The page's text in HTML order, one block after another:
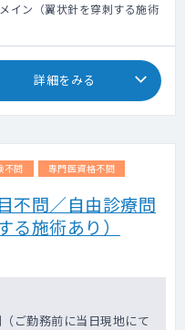
イン（翼状針を穿刺する施術
詳細をみる
不問 専門医資格不問
不問／自由診療問
施術あり）
ご勤務前に当日現地にて